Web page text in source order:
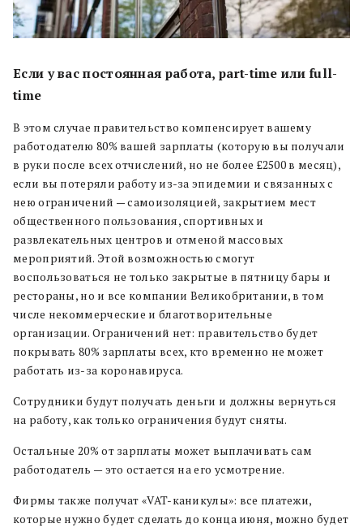
Если у вас постоянная работа, part-time или full-
time
В этом случае правительство компенсирует вашему
работодателю 80% вашей зарплаты (которую вы получали
в руки после всех отчислений, но не более £2500 в месяц),
если вы потеряли работу из-за эпидемии и связанных с
нею ограничений — самоизоляцией, закрытием мест
общественного пользования, спортивных и
развлекательных центров и отменой массовых
мероприятий. Этой возможностью смогут
воспользоваться не только закрытые в пятницу бары и
рестораны, но и все компании Великобритании, в том
числе некоммерческие и благотворительные
организации. Ограничений нет: правительство будет
покрывать 80% зарплаты всех, кто временно не может
работать из-за коронавируса.
Сотрудники будут получать деньги и должны вернуться
на работу, как только ограничения будут сняты.
Остальные 20% от зарплаты может выплачивать сам
работодатель — это остается на его усмотрение.
Фирмы также получат «VAT-каникулы»: все платежи,
которые нужно будет сделать до конца июня, можно будет